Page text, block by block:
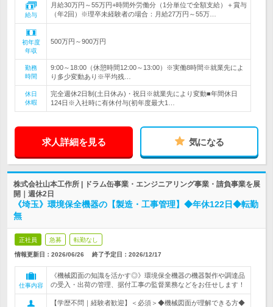
給与
月給30万円～55万円+時間外労働分（1分単位で全額支給）＋賞与
（年2回）※理卒未経験者の場合：月給27万円～55万…
初年度
年収
500万円～900万円
勤務
時間
9:00～18:00（休憩時間12:00～13:00）※実働8時間※就業先によ
り多少変動あり※平均残…
休日
休暇
完全週休2日制(土日休み)・祝日※就業先により変動■年間休日
124日※入社時に有休付与(初年度最大1…
求人詳細を見る 気になる
株式会社山本工作所 | ドラム缶事業・エンジニアリング事業・請負事業を展
開｜週休2日
《埼玉》環境保全機器の【製造・工事管理】◆年休122日◆転勤
無
正社員 急募 転勤なし
情報更新日：2026/06/26 終了予定日： 2026/12/17
仕事内容
《機械図面の知識を活かす◎》環境保全機器の機器製作や調達品
の受入・出荷の管理、据付工事の監督業務などをお任せします！
【学歴不問｜経験者歓迎】＜必須＞◆機械図面が理解できる方◆